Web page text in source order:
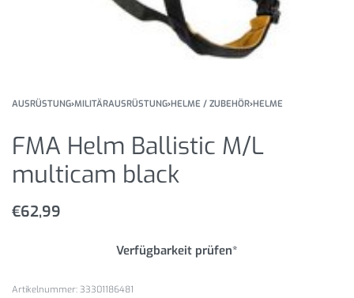
AUSRÜSTUNG›MILITÄRAUSRÜSTUNG›HELME / ZUBEHÖR›HELME
FMA Helm Ballistic M/L
multicam black
€62,99
Verfügbarkeit prüfen*
33301186481